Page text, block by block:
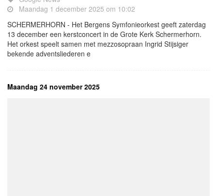
Maandag 1 december 2025 om 10:02
SCHERMERHORN - Het Bergens Symfonieorkest geeft zaterdag
13 december een kerstconcert in de Grote Kerk Schermerhorn.
Het orkest speelt samen met mezzosopraan Ingrid Stijsiger
bekende adventsliederen e
Maandag 24 november 2025